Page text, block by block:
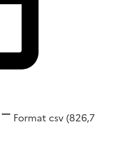
Format csv(826,7